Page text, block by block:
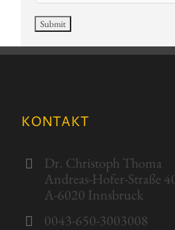
KONTAKT
Dr. Christoph Thoma
Andreas-Hofer-Straße
A-6020 Innsbruck
0043-650-3003008